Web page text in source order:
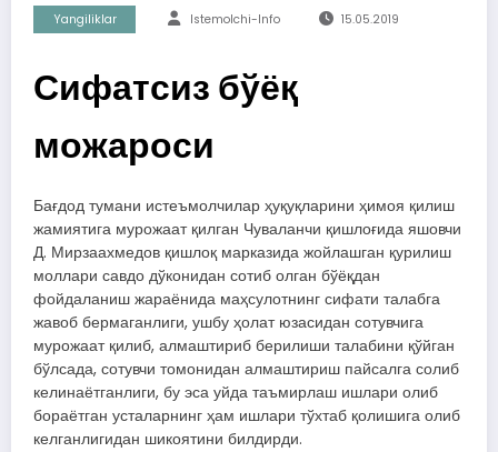
Yangiliklar Istemolchi-Info 15.05.2019
Сифатсиз бўёқ
можароси
Бағдод тумани истеъмолчилар ҳуқуқларини ҳимоя қилиш
жамиятига мурожаат қилган Чуваланчи қишлоғида яшовчи
Д. Мирзаахмедов қишлоқ марказида жойлашган қурилиш
моллари савдо дўконидан сотиб олган бўёқдан
фойдаланиш жараёнида маҳсулотнинг сифати талабга
жавоб бермаганлиги, ушбу ҳолат юзасидан сотувчига
мурожаат қилиб, алмаштириб берилиши талабини қўйган
бўлсада, сотувчи томонидан алмаштириш пайсалга солиб
келинаётганлиги, бу эса уйда таъмирлаш ишлари олиб
бораётган усталарнинг ҳам ишлари тўхтаб қолишига олиб
келганлигидан шикоятини билдирди.